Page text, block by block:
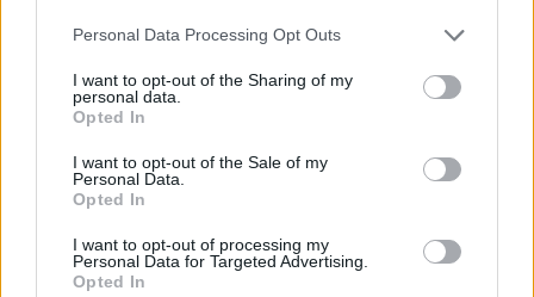
Personal Data Processing Opt Outs
I want to opt-out of the Sharing of my
personal data.
Opted In
I want to opt-out of the Sale of my
Personal Data.
Opted In
I want to opt-out of processing my
Personal Data for Targeted Advertising.
Opted In